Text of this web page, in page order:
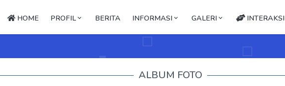
HOME PROFIL BERITA INFORMASI GALERI INTERAKSI
ALBUM FOTO